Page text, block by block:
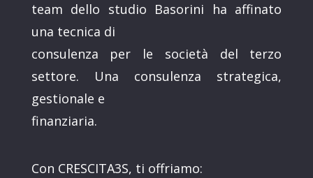
team dello studio Basorini ha affinato
una tecnica di
consulenza per le società del terzo
settore. Una consulenza strategica,
gestionale e
finanziaria.
Con CRESCITA3S, ti offriamo: